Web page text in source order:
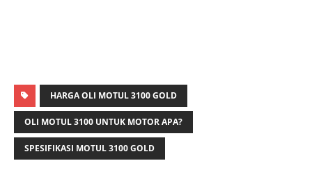
HARGA OLI MOTUL 3100 GOLD
OLI MOTUL 3100 UNTUK MOTOR APA?
SPESIFIKASI MOTUL 3100 GOLD